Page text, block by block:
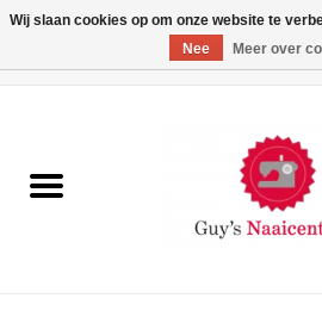
Machines
Wij slaan cookies op om onze website te
Nee
Meer over